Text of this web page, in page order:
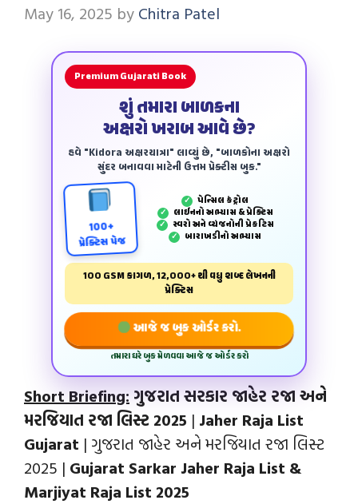
May 16, 2025 by Chitra Patel
Premium Gujarati Book
શું તમારા બાળકના
અક્ષરો ખરાબ આવે છે?
હવે "Kidora અક્ષરયાત્રા" લાવ્યું છે, "બાળકોના અક્ષરો
સુંદર બનાવવા માટેની ઉત્તમ પ્રેક્ટીસ બુક."
100+
પ્રેક્ટિસ પેજ
✓ પેન્‍સિલ કંટ્રોલ
✓ લાઈનનો અભ્યાસ & પ્રેક્ટિસ
✓ સ્વરો અને વ્યંજનોની પ્રેકટિસ
✓ બારાખડીનો અભ્યાસ
100 GSM કાગળ, 12,000+ થી વધુ શબ્દ લેખનની
પ્રેક્ટિસ
આજે જ બુક ઓર્ડર કરો.
તમારા ઘરે બુક મેળવવા આજે જ ઓર્ડર કરો
Short Briefing: ગુજરાત સરકાર જાહેર રજા અને
મરજિયાત રજા લિસ્ટ 2025 | Jaher Raja List
Gujarat | ગુજરાત જાહેર અને મરજિયાત રજા લિસ્ટ
2025 | Gujarat Sarkar Jaher Raja List &
Marjiyat Raja List 2025